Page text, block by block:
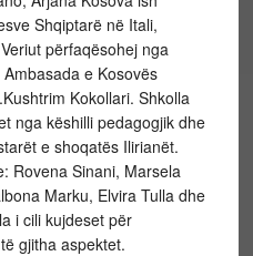
Shqiptarë në Itali,
përfaqësohej nga
e Kosovës
Kokollari. Shkolla
nga këshilli pedagogjik dhe
e shoqatës Ilirianët.
Rovena Sinani, Marsela
Marku, Elvira Tulla dhe
i cili kujdeset për
gjitha aspektet.